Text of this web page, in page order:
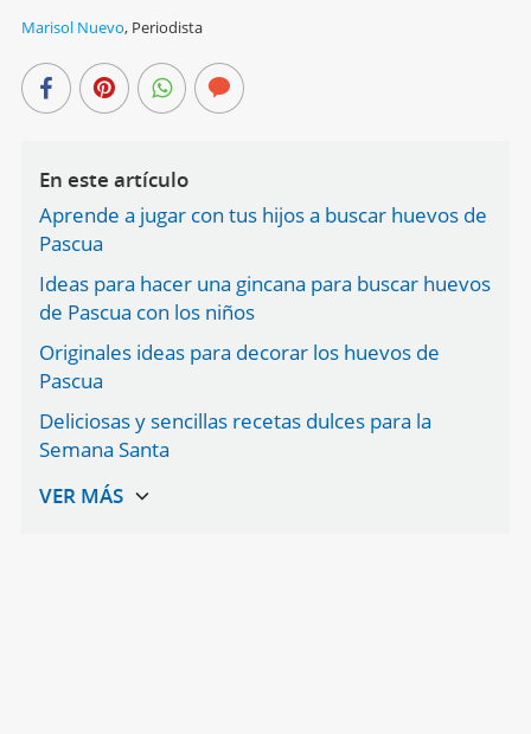
Marisol Nuevo, Periodista
En este artículo
Aprende a jugar con tus hijos a buscar huevos de
Pascua
Ideas para hacer una gincana para buscar huevos
de Pascua con los niños
Originales ideas para decorar los huevos de
Pascua
Deliciosas y sencillas recetas dulces para la
Semana Santa